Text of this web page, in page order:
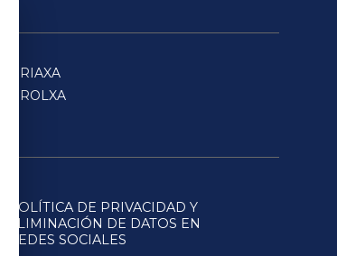
SARRIAXA
FERROLXA
POLÍTICA DE PRIVACIDAD Y
ELIMINACIÓN DE DATOS EN
REDES SOCIALES